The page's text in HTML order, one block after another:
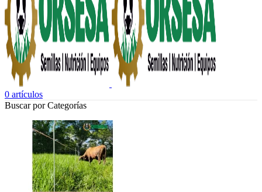
0 artículos
Buscar por Categorías